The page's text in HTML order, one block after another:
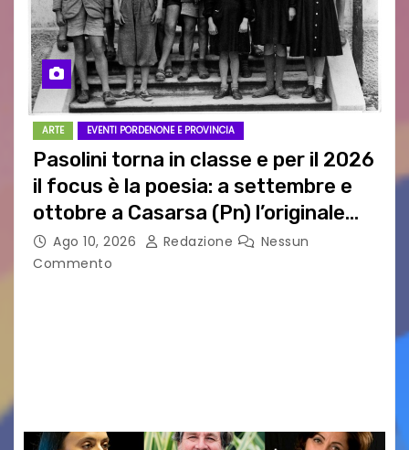
ARTE EVENTI PORDENONE E PROVINCIA
Pasolini torna in classe e per il 2026
il focus è la poesia: a settembre e
ottobre a Casarsa (Pn) l’originale
percorso per docenti delle scuole
medie e superiori
Ago 10, 2026 Redazione
Nessun
Commento